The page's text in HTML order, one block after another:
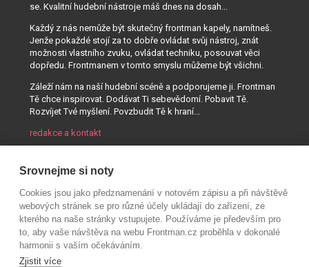
se. Kvalitní hudební nástroje máš dnes na dosah...
Každý z nás nemůže být skutečný frontman kapely, namítneš.
Jenže pokaždé stojí za to dobře ovládat svůj nástroj, znát
možnosti vlastního zvuku, ovládat techniku, posouvat věci
dopředu. Frontmanem v tomto smyslu můžeme být všichni.
Záleží nám na naší hudební scéně a podporujeme ji. Frontman
Tě chce inspirovat. Dodávat Ti sebevědomí. Pobavit Tě.
Rozvíjet Tvé myšlení. Povzbudit Tě k hraní...
redakce a kontakt
Srovnejme si noty
Cookies jsou jako předznamenání v notovém zápisu a při návštěvě
webových stránek se pro různé účely ukládají do zařízení, ze
kterého na naše stránky vstupujete. Používáme je především pro
to, aby vaše návštěva na webu Frontman.cz proběhla v dokonalé
harmonii s vaším očekáváním.
Zjistit více